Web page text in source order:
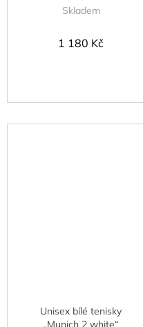
Skladem
1 180 Kč
Unisex bílé tenisky
„Munich 2 white“